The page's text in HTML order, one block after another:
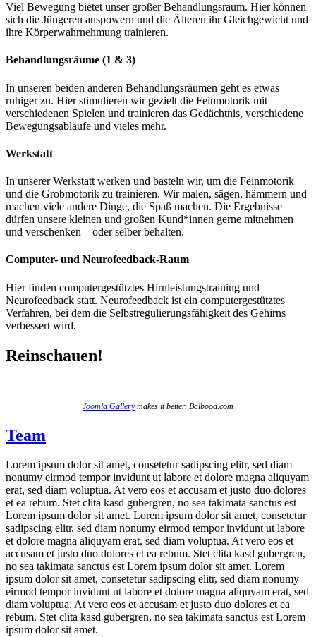
Viel Bewegung bietet unser großer Behandlungsraum. Hier können
sich die Jüngeren auspowern und die Älteren ihr Gleichgewicht und
ihre Körperwahrnehmung trainieren.
Behandlungsräume (1 & 3)
In unseren beiden anderen Behandlungsräumen geht es etwas
ruhiger zu. Hier stimulieren wir gezielt die Feinmotorik mit
verschiedenen Spielen und trainieren das Gedächtnis, verschiedene
Bewegungsabläufe und vieles mehr.
Werkstatt
In unserer Werkstatt werken und basteln wir, um die Feinmotorik
und die Grobmotorik zu trainieren. Wir malen, sägen, hämmern und
machen viele andere Dinge, die Spaß machen. Die Ergebnisse
dürfen unsere kleinen und großen Kund*innen gerne mitnehmen
und verschenken – oder selber behalten.
Computer- und Neurofeedback-Raum
Hier finden computergestütztes Hirnleistungstraining und
Neurofeedback statt. Neurofeedback ist ein computergestütztes
Verfahren, bei dem die Selbstregulierungsfähigkeit des Gehirns
verbessert wird.
Reinschauen!
Joomla Gallerymakes it better. Balbooa.com
Team
Lorem ipsum dolor sit amet, consetetur sadipscing elitr, sed diam
nonumy eirmod tempor invidunt ut labore et dolore magna aliquyam
erat, sed diam voluptua. At vero eos et accusam et justo duo dolores
et ea rebum. Stet clita kasd gubergren, no sea takimata sanctus est
Lorem ipsum dolor sit amet. Lorem ipsum dolor sit amet, consetetur
sadipscing elitr, sed diam nonumy eirmod tempor invidunt ut labore
et dolore magna aliquyam erat, sed diam voluptua. At vero eos et
accusam et justo duo dolores et ea rebum. Stet clita kasd gubergren,
no sea takimata sanctus est Lorem ipsum dolor sit amet. Lorem
ipsum dolor sit amet, consetetur sadipscing elitr, sed diam nonumy
eirmod tempor invidunt ut labore et dolore magna aliquyam erat, sed
diam voluptua. At vero eos et accusam et justo duo dolores et ea
rebum. Stet clita kasd gubergren, no sea takimata sanctus est Lorem
ipsum dolor sit amet.